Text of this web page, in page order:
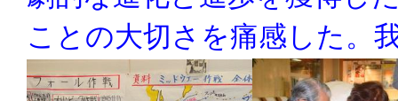
ことの大切さを痛感した。